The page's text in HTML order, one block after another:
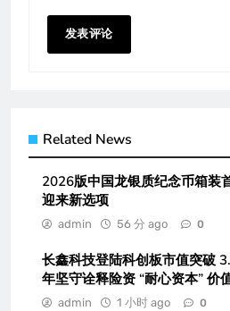
Related News
2026版中国龙银质纪念币箱装
迎来新选项
admin 56 分 ago 0
长鑫科技登陆科创板市值突破
年坚守诠释险资 “耐心资本” 价
admin 1 小时 ago 0